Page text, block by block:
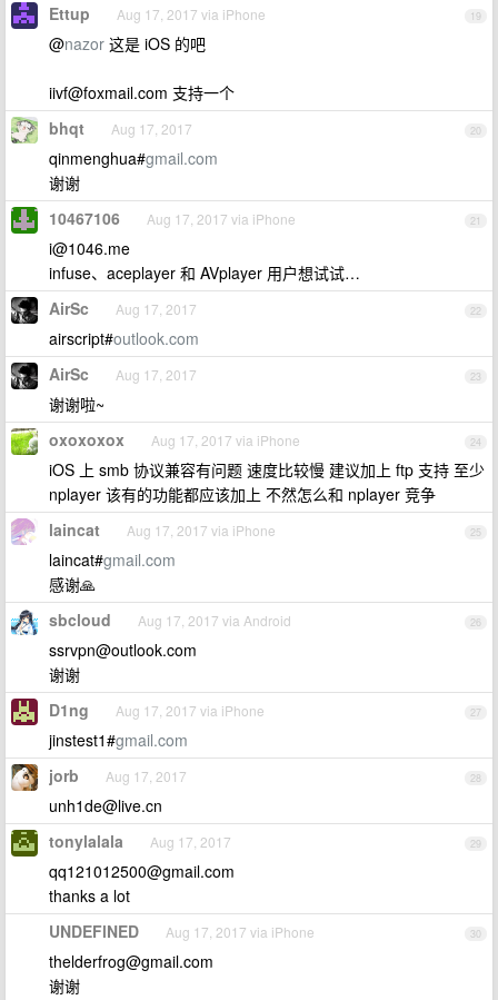
19
Ettup Aug 17, 2017 via iPhone
@nazor 这是 iOS 的吧
iivf@foxmail.com 支持一个
20
bhqt Aug 17, 2017
qinmenghua#gmail.com
谢谢
21
10467106 Aug 17, 2017 via iPhone
i@1046.me
infuse、aceplayer 和 AVplayer 用户想试试…
22
AirSc Aug 17, 2017
airscript#outlook.com
23
AirSc Aug 17, 2017
谢谢啦~
24
oxoxoxox Aug 17, 2017 via iPhone
iOS 上 smb 协议兼容有问题 速度比较慢 建议加上 ftp 支持 至少
nplayer 该有的功能都应该加上 不然怎么和 nplayer 竞争
25
laincat Aug 17, 2017 via iPhone
laincat#gmail.com
感谢🙏
26
sbcloud Aug 17, 2017 via Android
ssrvpn@outlook.com
谢谢
27
D1ng Aug 17, 2017 via iPhone
jinstest1#gmail.com
28
jorb Aug 17, 2017
unh1de@live.cn
29
tonylalala Aug 17, 2017
qq121012500@gmail.com
thanks a lot
30
UNDEFlNED Aug 17, 2017 via iPhone
thelderfrog@gmail.com
谢谢